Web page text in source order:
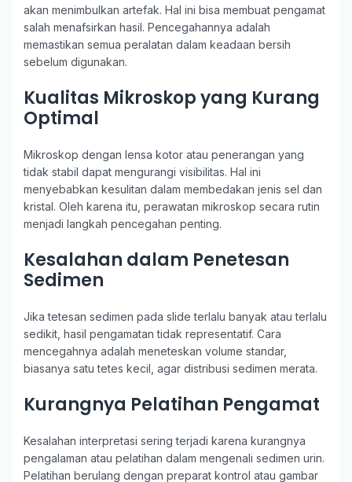
akan menimbulkan artefak. Hal ini bisa membuat pengamat
salah menafsirkan hasil. Pencegahannya adalah
memastikan semua peralatan dalam keadaan bersih
sebelum digunakan.
Kualitas Mikroskop yang Kurang
Optimal
Mikroskop dengan lensa kotor atau penerangan yang
tidak stabil dapat mengurangi visibilitas. Hal ini
menyebabkan kesulitan dalam membedakan jenis sel dan
kristal. Oleh karena itu, perawatan mikroskop secara rutin
menjadi langkah pencegahan penting.
Kesalahan dalam Penetesan
Sedimen
Jika tetesan sedimen pada slide terlalu banyak atau terlalu
sedikit, hasil pengamatan tidak representatif. Cara
mencegahnya adalah meneteskan volume standar,
biasanya satu tetes kecil, agar distribusi sedimen merata.
Kurangnya Pelatihan Pengamat
Kesalahan interpretasi sering terjadi karena kurangnya
pengalaman atau pelatihan dalam mengenali sedimen urin.
Pelatihan berulang dengan preparat kontrol atau gambar